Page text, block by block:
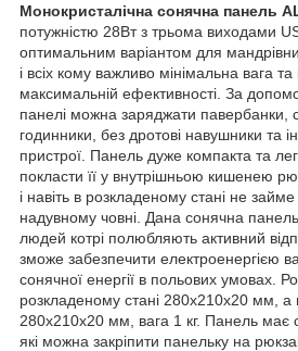
Монокристалічна сонячна панель
потужністю 28Вт з трьома виходами
оптимальним варіантом для
і всіх кому важливо мінімальна вага
максимальній ефективності. За
панелі можна заряджати
годинники, без дротові навушники та
пристрої. Панель дуже компакта та
покласти її у внутрішньою кишенею
і навіть в розкладеному стані не
надувному човні. Дана сонячна
людей котрі полюбляють активний
зможе забезпечити електроенергією
сонячної енергії в польових умовах.
розкладеному стані 280x210x20 мм, а
280x210x20 мм, вага 1 кг. Панель має
які можна закріпити панельку на